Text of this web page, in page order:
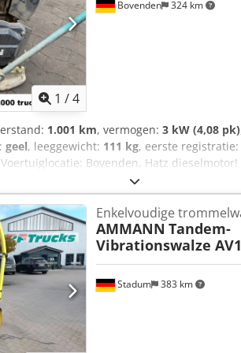
1 /4
Bovenden 324 km
1.001 km, vermogen: 3 kW (4,08 pk)
geel, leeggewicht: 111 kg, eerste registratie:
Bovenden, Hatz
verkoop en vergissingen
Stadum 383 km
Enkelvoudige
AMMANN Tandem-
Vibrationswalze